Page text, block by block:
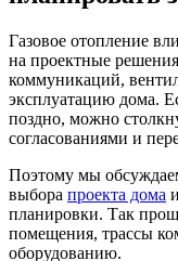
Газовое отопление
на проектные
коммуникаций,
эксплуатацию дома.
поздно, можно
согласованиями и
Поэтому мы
выбора проекта дома
планировки. Так
помещения, трассы
оборудованию.